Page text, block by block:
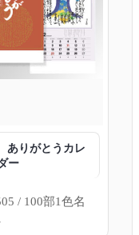
ありがとうカレ
ー
/ 100部1色名